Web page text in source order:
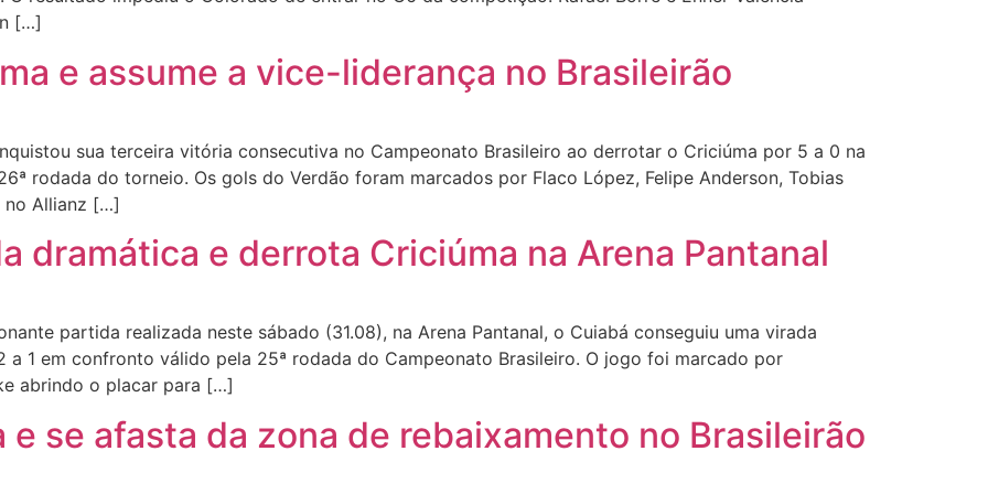
[…]
e assume a vice-liderança no Brasileirão
sua terceira vitória consecutiva no Campeonato Brasileiro ao derrotar o Criciúma por 5 a 0 na
rodada do torneio. Os gols do Verdão foram marcados por Flaco López, Felipe Anderson, Tobias
no Allianz […]
dramática e derrota Criciúma na Arena Pantanal
partida realizada neste sábado (31.08), na Arena Pantanal, o Cuiabá conseguiu uma virada
1 em confronto válido pela 25ª rodada do Campeonato Brasileiro. O jogo foi marcado por
abrindo o placar para […]
se afasta da zona de rebaixamento no Brasileirão